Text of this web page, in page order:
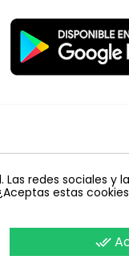
amarillo
absoluta JED
los derechos
redes sociales y
estas
done_all